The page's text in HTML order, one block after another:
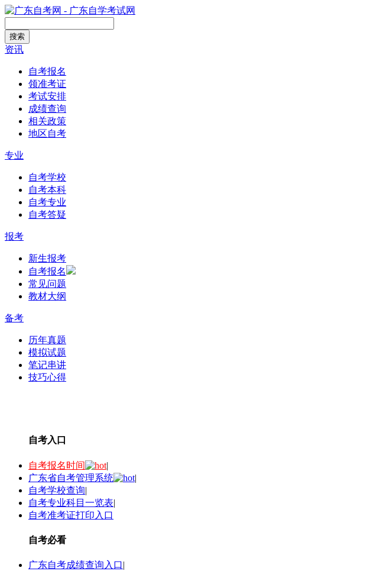
搜索
资讯
自考报名
领准考证
考试安排
成绩查询
相关政策
地区自考
专业
自考学校
自考本科
自考专业
自考答疑
报考
新生报考
自考报名
常见问题
教材大纲
备考
历年真题
模拟试题
笔记串讲
技巧心得
自考入口
自考报名时间
|
广东省自考管理系统
|
自考学校查询|
自考专业科目一览表|
自考准考证打印入口
自考必看
广东自考成绩查询入口|